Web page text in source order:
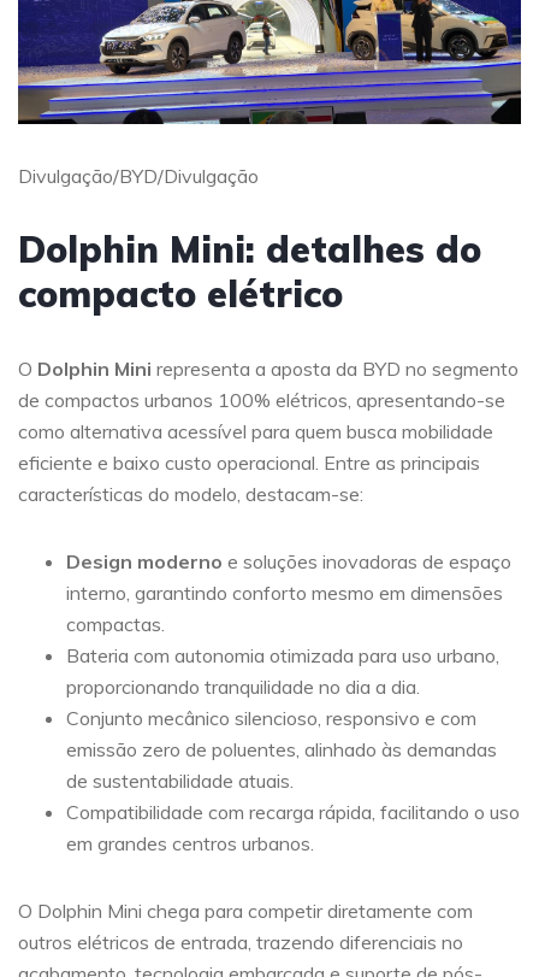
Divulgação/BYD/Divulgação
Dolphin Mini: detalhes do
compacto elétrico
O Dolphin Mini representa a aposta da BYD no segmento
de compactos urbanos 100% elétricos, apresentando-se
como alternativa acessível para quem busca mobilidade
eficiente e baixo custo operacional. Entre as principais
características do modelo, destacam-se:
Design moderno e soluções inovadoras de espaço
interno, garantindo conforto mesmo em dimensões
compactas.
Bateria com autonomia otimizada para uso urbano,
proporcionando tranquilidade no dia a dia.
Conjunto mecânico silencioso, responsivo e com
emissão zero de poluentes, alinhado às demandas
de sustentabilidade atuais.
Compatibilidade com recarga rápida, facilitando o uso
em grandes centros urbanos.
O Dolphin Mini chega para competir diretamente com
outros elétricos de entrada, trazendo diferenciais no